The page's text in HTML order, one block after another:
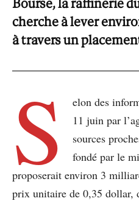
Bourse, la raffinerie
cherche à lever
à travers un
S
elon des
11 juin par
sources
fondé par le
proposerait environ 3
prix unitaire de 0,35 dollar,